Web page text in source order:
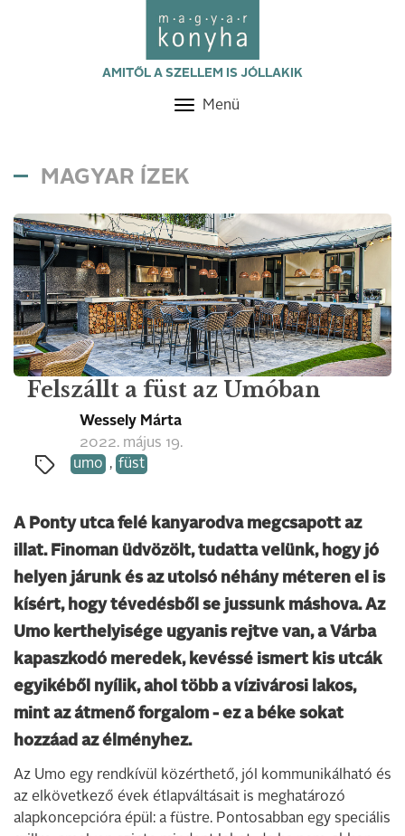
AMITŐL A SZELLEM IS JÓLLAKIK
Toggle
Menü
MAGYAR ÍZEK
Felszállt a füst az Umóban
Wessely Márta
2022. május 19.
umo , füst
A Ponty utca felé kanyarodva megcsapott az
illat. Finoman üdvözölt, tudatta velünk, hogy jó
helyen járunk és az utolsó néhány méteren el is
kísért, hogy tévedésből se jussunk máshova. Az
Umo kerthelyisége ugyanis rejtve van, a Várba
kapaszkodó meredek, kevéssé ismert kis utcák
egyikéből nyílik, ahol több a vízivárosi lakos,
mint az átmenő forgalom - ez a béke sokat
hozzáad az élményhez.
Az Umo egy rendkívül közérthető, jól kommunikálható és
az elkövetkező évek étlapváltásait is meghatározó
alapkoncepcióra épül: a füstre. Pontosabban egy speciális